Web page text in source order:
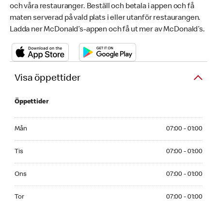
och våra restauranger. Beställ och betala i appen och få
maten serverad på vald plats i eller utanför restaurangen.
Ladda ner McDonald’s-appen och få ut mer av McDonald’s.
Visa öppettider
Öppettider
Mån 07:00 - 01:00
Tis 07:00 - 01:00
Ons 07:00 - 01:00
Tor 07:00 - 01:00